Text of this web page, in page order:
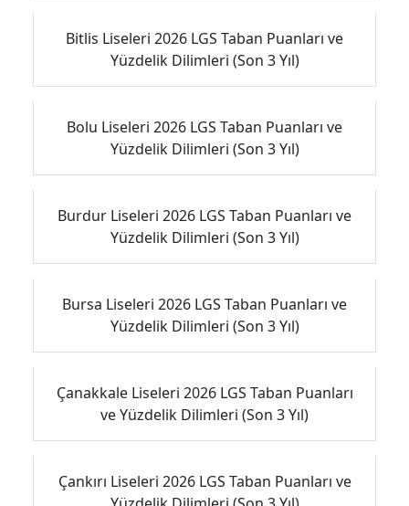
Bitlis Liseleri 2026 LGS Taban Puanları ve
Yüzdelik Dilimleri (Son 3 Yıl)
Bolu Liseleri 2026 LGS Taban Puanları ve
Yüzdelik Dilimleri (Son 3 Yıl)
Burdur Liseleri 2026 LGS Taban Puanları ve
Yüzdelik Dilimleri (Son 3 Yıl)
Bursa Liseleri 2026 LGS Taban Puanları ve
Yüzdelik Dilimleri (Son 3 Yıl)
Çanakkale Liseleri 2026 LGS Taban Puanları
ve Yüzdelik Dilimleri (Son 3 Yıl)
Çankırı Liseleri 2026 LGS Taban Puanları ve